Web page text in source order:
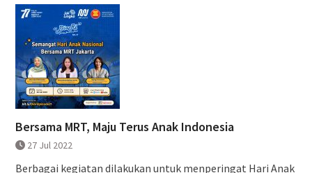
Bersama MRT, Maju Terus Anak Indonesia
27 Jul 2022
Berbagai kegiatan dilakukan untuk menperingat Hari Anak